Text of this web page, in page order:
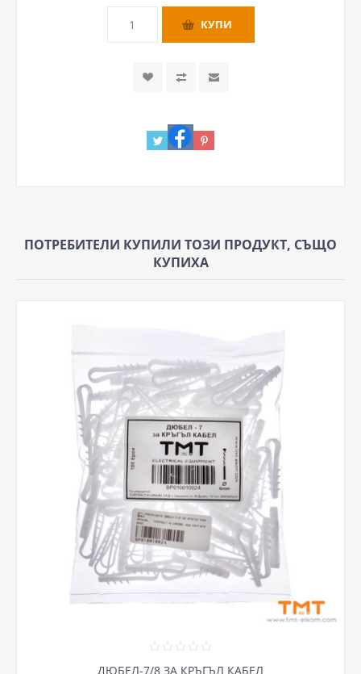
ПОТРЕБИТЕЛИ КУПИЛИ ТОЗИ ПРОДУКТ, СЪЩО
КУПИХА
ДЮБЕЛ-7/8 ЗА КРЪГЪЛ КАБЕЛ